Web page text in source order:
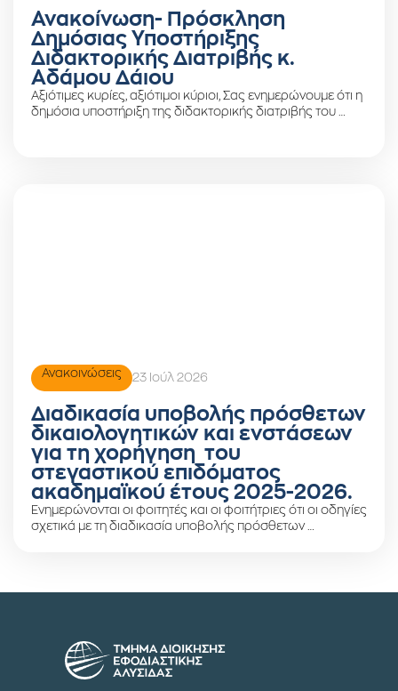
Ανακοίνωση- Πρόσκληση
Δημόσιας Υποστήριξης
Διδακτορικής Διατριβής κ.
Αδάμου Δάιου
Αξιότιμες κυρίες, αξιότιμοι κύριοι, Σας ενημερώνουμε ότι η
δημόσια υποστήριξη της διδακτορικής διατριβής του …
Ανακοινώσεις 23 Ιούλ 2026
Διαδικασία υποβολής πρόσθετων
δικαιολογητικών και ενστάσεων
για τη χορήγηση του
στεγαστικού επιδόματος
ακαδημαϊκού έτους 2025-2026.
Ενημερώνονται οι φοιτητές και οι φοιτήτριες ότι οι οδηγίες
σχετικά με τη διαδικασία υποβολής πρόσθετων …